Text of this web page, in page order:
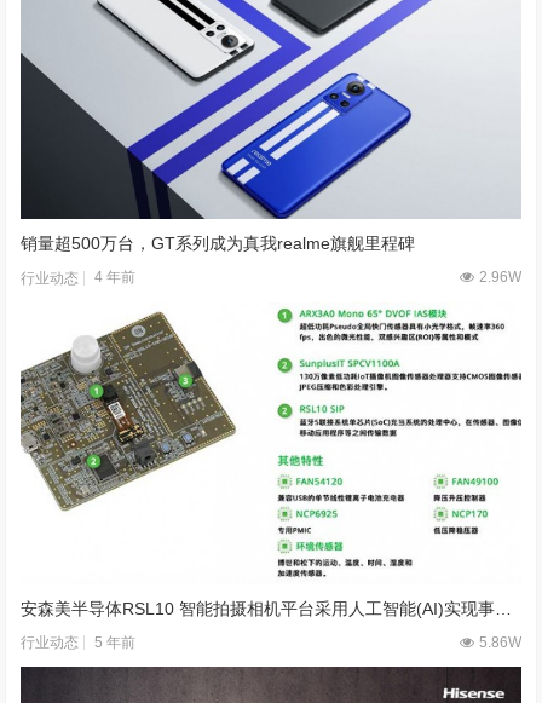
销量超500万台，GT系列成为真我realme旗舰里程碑
行业动态 4 年前 2.96W
行业动态 5 年前 5.86W